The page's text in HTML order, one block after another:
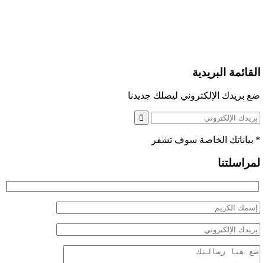
القائمة البريدية
ضع بريدك الإلكتروني ليصلك جديدنا
* بياناتك الخاصة سوف تشفر
لمراسلتنا
Hidden
fields